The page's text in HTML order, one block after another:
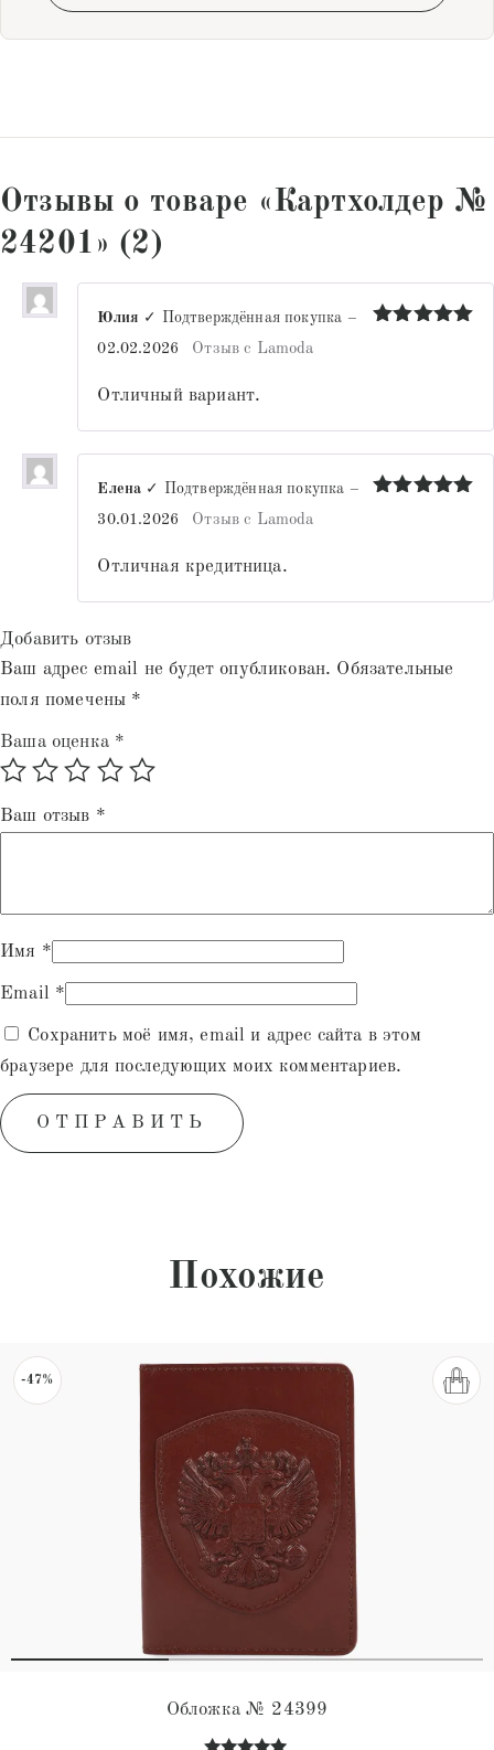
Отзывы о товаре «Картхолдер №
24201» (2)
Юлия ✓ Подтверждённая покупка –
02.02.2026
Отзыв с Lamoda
Отличный вариант.
Елена ✓ Подтверждённая покупка –
30.01.2026
Отзыв с Lamoda
Отличная кредитница.
Добавить отзыв
Ваш адрес email не будет опубликован. Обязательные
поля помечены *
Ваша оценка *
Ваш отзыв *
Имя *
Email *
Сохранить моё имя, email и адрес сайта в этом
браузере для последующих моих комментариев.
Похожие
-47%
Обложка № 24399